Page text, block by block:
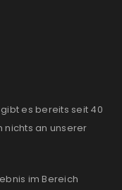
es bereits seit 40
nichts an unserer
im Bereich